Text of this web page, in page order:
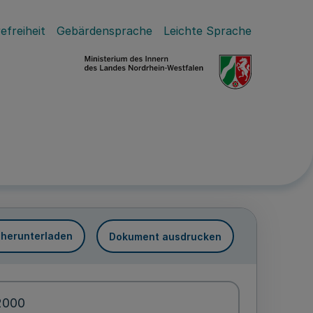
Gebärdensprache Leichte Sprache
herunterladen Dokument ausdrucken